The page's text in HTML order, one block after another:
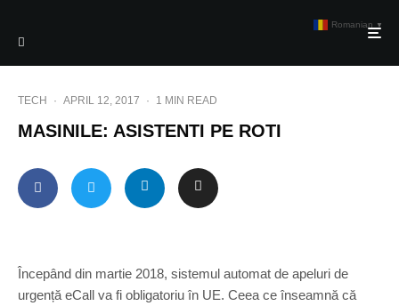
TECH · APRIL 12, 2017 · 1 MIN READ
MASINILE: ASISTENTI PE ROTI
Începând din martie 2018, sistemul automat de apeluri de
urgență eCall va fi obligatoriu în UE. Ceea ce înseamnă că
Romanian ▼